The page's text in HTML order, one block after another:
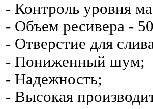
- Контроль уровня
- Объем ресивера -
- Отверстие для
- Пониженный шум;
- Надежность;
- Высокая